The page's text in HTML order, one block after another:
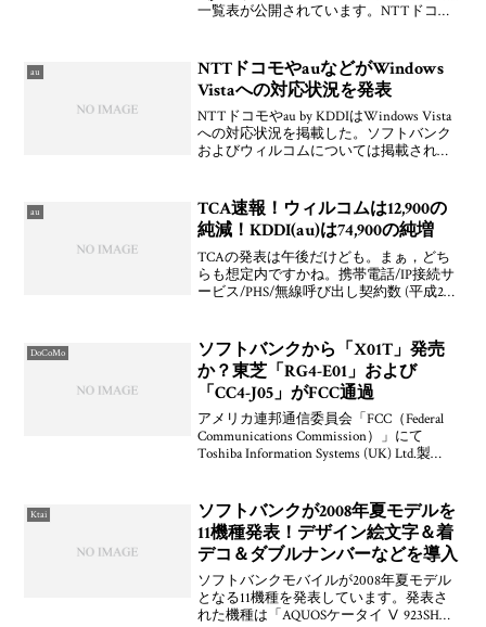
一覧表が公開されています。NTTドコモ
09A」，au向けと見られるシャープ製
「CD
au
NTTドコモやauなどがWindows
Vistaへの対応状況を発表
NTTドコモやau by KDDIはWindows Vista
への対応状況を掲載した。ソフトバンク
およびウィルコムについては掲載されて
ード機種はそれぞれ対
au
TCA速報！ウィルコムは12,900の
純減！KDDI(au)は74,900の純増
TCAの発表は午後だけども。まぁ，どち
らも想定内ですかね。携帯電話/IP接続サ
ービス/PHS/無線呼び出し契約数 (平成20
報（WILLCOM）
DoCoMo
ソフトバンクから「X01T」発売
か？東芝「RG4-E01」および
「CC4-J05」がFCC通過
アメリカ連邦通信委員会「FCC（Federal
Communications Commission）」にて
Toshiba Information Systems (UK) Ltd.製
Ktai
ソフトバンクが2008年夏モデルを
11機種発表！デザイン絵文字＆着
デコ＆ダブルナンバーなどを導入
ソフトバンクモバイルが2008年夏モデル
となる11機種を発表しています。発表さ
れた機種は「AQUOSケータイ Ⅴ 923SH」